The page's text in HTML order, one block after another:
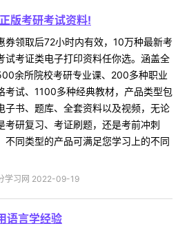
版考研考试资料!
券领取后72小时内有效，10万种最新考
试考证类电子打印资料任你选。涵盖全
余所院校考研专业课、200多种职业
考试、1100多种经典教材，产品类型包
子书、题库、全套资料以及视频，无论
考研复习、考证刷题，还是考前冲刺
不同类型的产品可满足您学习上的不同
学习网 2022-09-19
语言学经验